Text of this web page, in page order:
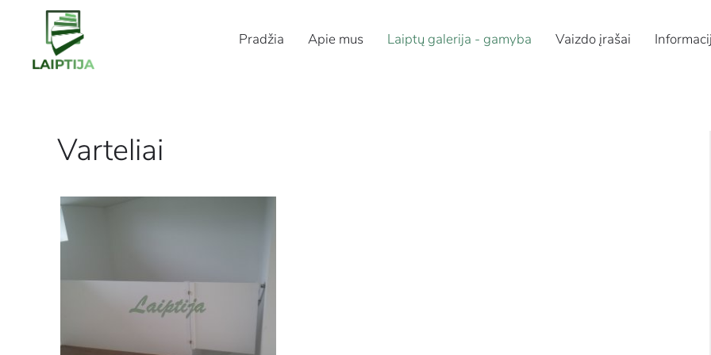
Pradžia Apie mus Laiptų galerija - gamyba Vaizdo įrašai
Varteliai